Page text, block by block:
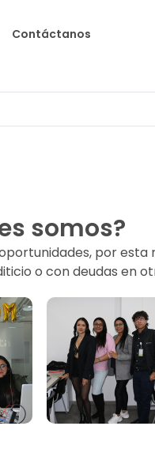
Contáctanos
somos?
por
o con deudas en